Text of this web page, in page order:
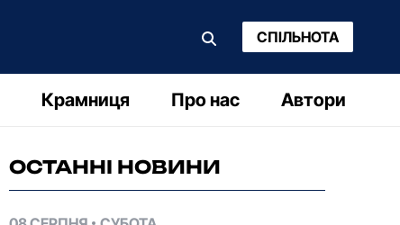
СПІЛЬНОТА
Крамниця Про нас Автори
ОСТАННІ НОВИНИ